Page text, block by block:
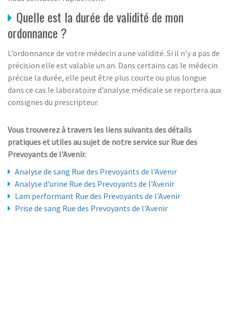
Quelle est la durée de validité de mon
ordonnance ?
L’ordonnance de votre médecin a une validité. Si il n’y a pas de
précision elle est valable un an. Dans certains cas le médecin
précise la durée, elle peut être plus courte ou plus longue
dans ce cas le laboratoire d’analyse médicale se reportera aux
consignes du prescripteur.
Vous trouverez à travers les liens suivants des détails
pratiques et utiles au sujet de notre service sur Rue des
Prevoyants de l'Avenir.
Analyse de sang Rue des Prevoyants de l'Avenir
Analyse d'urine Rue des Prevoyants de l'Avenir
Lam performant Rue des Prevoyants de l'Avenir
Prise de sang Rue des Prevoyants de l'Avenir